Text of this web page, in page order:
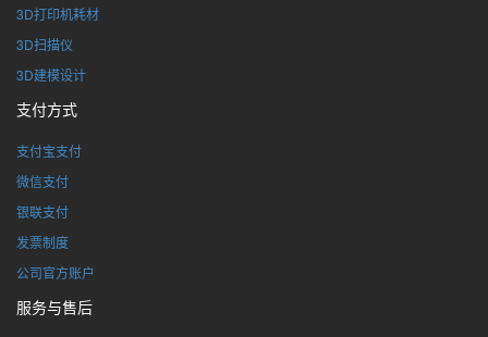
3D打印机耗材
3D扫描仪
3D建模设计
支付方式
支付宝支付
微信支付
银联支付
发票制度
公司官方账户
服务与售后